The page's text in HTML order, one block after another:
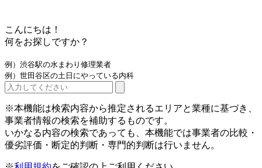
こんにちは！
何をお探しですか？
例）渋谷駅の水まわり修理業者
例）世田谷区の土日にやっている内科
※本機能は検索内容から推定されるエリアと業種に基づき、
事業者情報の検索を補助するものです。
いかなる内容の検索であっても、本機能では事業者の比較・
優劣評価・断定的判断・専門的判断は行いません。